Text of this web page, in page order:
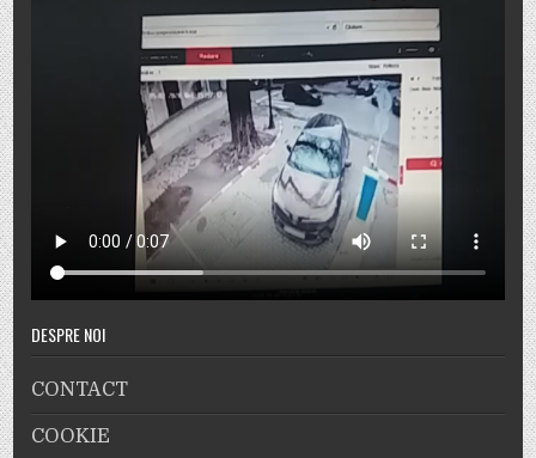
DESPRE NOI
CONTACT
COOKIE